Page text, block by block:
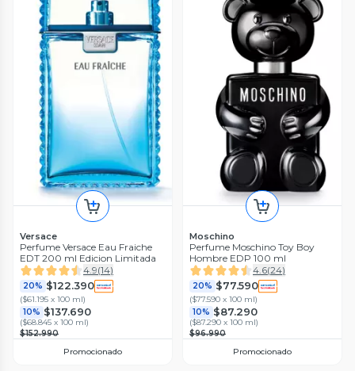
Versace
Perfume Versace Eau Fraiche
EDT 200 ml Edicion Limitada
4.9(14)
20% $122.390
($61.195 x 100 ml)
10% $137.690
($68.845 x 100 ml)
$152.990
Promocionado
Moschino
Perfume Moschino Toy Boy
Hombre EDP 100 ml
4.6(24)
20% $77.590
($77.590 x 100 ml)
10% $87.290
($87.290 x 100 ml)
$96.990
Promocionado